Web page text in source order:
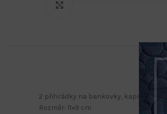
2 přihrádky na bankovky, kapsa na
Rozměr: 11×9 cm